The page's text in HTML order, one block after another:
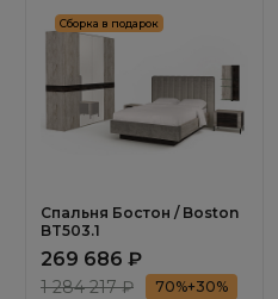
Сборка в подарок
Спальня Бостон / Boston
BT503.1
269 686 ₽
1 284 217 ₽
70%+30%